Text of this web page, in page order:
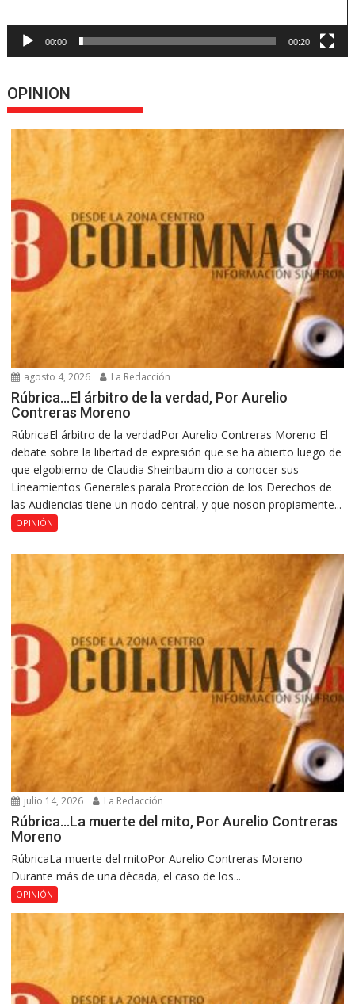
00:00 00:20
OPINION
agosto 4, 2026 La Redacción
Rúbrica…El árbitro de la verdad, Por Aurelio
Contreras Moreno
RúbricaEl árbitro de la verdadPor Aurelio Contreras Moreno El
debate sobre la libertad de expresión que se ha abierto luego de
que elgobierno de Claudia Sheinbaum dio a conocer sus
Lineamientos Generales parala Protección de los Derechos de
las Audiencias tiene un nodo central, y que noson propiamente...
OPINIÓN
julio 14, 2026 La Redacción
Rúbrica…La muerte del mito, Por Aurelio Contreras
Moreno
RúbricaLa muerte del mitoPor Aurelio Contreras Moreno
Durante más de una década, el caso de los...
OPINIÓN